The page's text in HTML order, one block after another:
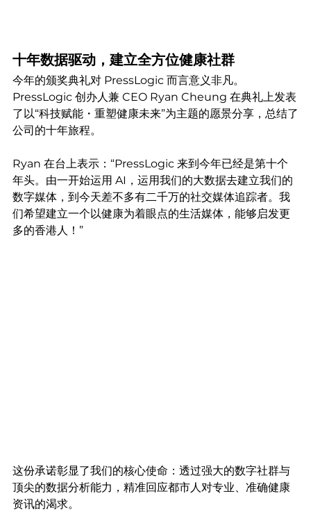
十年数据驱动，建立全方位健康社群
今年的颁奖典礼对 PressLogic 而言意义非凡。
PressLogic 创办人兼 CEO Ryan Cheung 在典礼上发表
了以“科技赋能・重塑健康未来”为主题的愿景分享，总结了
公司的十年旅程。
Ryan 在台上表示：“PressLogic 来到今年已经是第十个
年头。由一开始运用 AI，运用我们的大数据去建立我们的
数字媒体，到今天差不多有二千万的社交媒体追踪者。我
们希望建立一个以健康为着眼点的生活媒体，能够启发更
多的香港人！”
这份承诺彰显了我们的核心使命：透过强大的数字社群与
顶尖的数据分析能力，精准回应都市人对专业、准确健康
资讯的渴求。